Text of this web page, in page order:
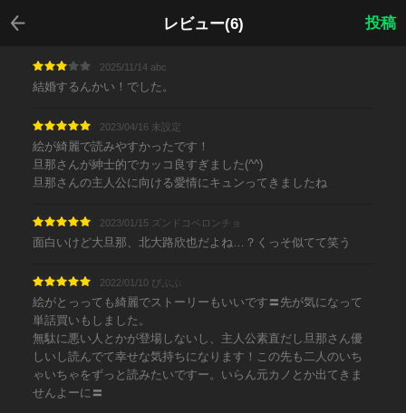
レビュー(6)
戻る
投稿
2025/11/14 abc
結婚するんかい！でした。
2023/04/16 未設定
絵が綺麗で読みやすかったです！
旦那さんが紳士的でカッコ良すぎました(^^)
旦那さんの主人公に向ける愛情にキュンってきましたね
2023/01/15 ズンドコベロンチョ
面白いけど大旦那、北大路欣也だよね…？くっそ似てて笑う
2022/01/10 ぴぷぷ
絵がとっっても綺麗でストーリーもいいです〓先が気になって
単話買いもしました。
無駄に悪い人とかが登場しないし、主人公素直だし旦那さん優
しいし読んでて幸せな気持ちになります！この先も二人のいち
ゃいちゃをずっと読みたいですー。いらん元カノとか出てきま
せんよーに〓